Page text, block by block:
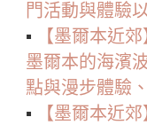
門活動與體驗
▪️
【墨爾本近
墨爾本的海濱
點與漫步體驗
▪️
【墨爾本近